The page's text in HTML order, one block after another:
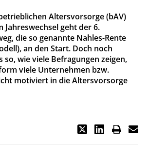
Altersvorsorge (bAV)
Jahreswechsel geht der 6.
die so genannte Nahles-Rente
an den Start. Doch noch
so, wie viele Befragungen zeigen,
viele Unternehmen bzw.
motiviert in die Altersvorsorge